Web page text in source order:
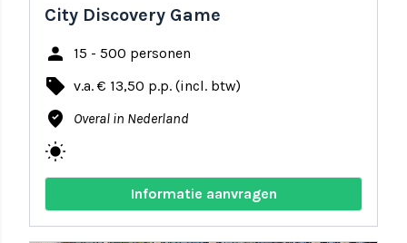
City Discovery Game
person 15 - 500 personen
local_offer v.a. € 13,50 p.p. (incl. btw)
where_to_vote Overal in Nederland
wb_sunny
Informatie aanvragen